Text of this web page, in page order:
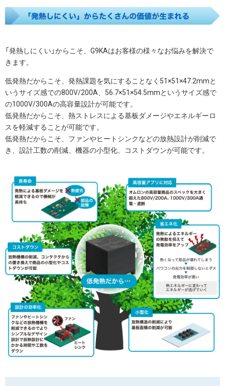
「発熱しにくい」からこそ、G9KAはお客様の様々なお悩みを解決で
きます。
低発熱だからこそ、発熱課題を気にすることなく51×51×47.2mmと
いうサイズ感での800V/200A、56.7×51×54.5mmというサイズ感で
の1000V/300Aの高容量設計が可能です。
低発熱だからこそ、熱ストレスによる基板ダメージやエネルギーロ
スを軽減することが可能です。
低発熱だからこそ、ファンやヒートシンクなどの放熱設計が削減で
き、設計工数の削減、機器の小型化、コストダウンが可能です。